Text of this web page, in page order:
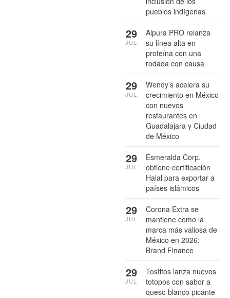
pueblos indígenas
Alpura PRO relanza
su línea alta en
proteína con una
rodada con causa
29
JUL
Wendy’s acelera su
crecimiento en México
con nuevos
restaurantes en
Guadalajara y Ciudad
de México
29
JUL
Esmeralda Corp.
obtiene certificación
Halal para exportar a
países islámicos
29
JUL
Corona Extra se
mantiene como la
marca más valiosa de
México en 2026:
Brand Finance
29
JUL
Tostitos lanza nuevos
totopos con sabor a
queso blanco picante
29
JUL